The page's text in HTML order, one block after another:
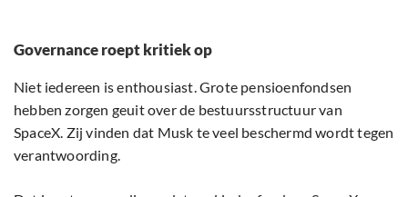
Governance roept kritiek op
Niet iedereen is enthousiast. Grote pensioenfondsen
hebben zorgen geuit over de bestuursstructuur van
SpaceX. Zij vinden dat Musk te veel beschermd wordt tegen
verantwoording.